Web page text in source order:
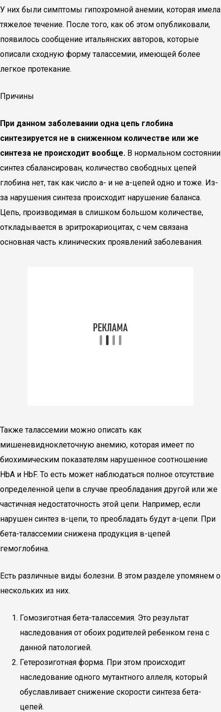
У них были симптомы гипохромной анемии, которая имела
тяжелое течение. После того, как об этом опубликовали,
появилось сообщение итальянских авторов, которые
описали сходную форму талассемии, имеющей более
легкое протекание.
Причины
При данном заболевании одна цепь глобина
синтезируется не в сниженном количестве или же
синтеза не происходит вообще. В нормальном состоянии
синтез сбалансирован, количество свободных цепей
глобина нет, так как число а- и не а-цепей одно и тоже. Из-
за нарушения синтеза происходит нарушение баланса.
Цепь, производимая в слишком большом количестве,
откладывается в эритрокариоцитах, с чем связана
основная часть клинических проявлений заболевания.
Также талассемии можно описать как
мишеневидноклеточную анемию, которая имеет по
биохимическим показателям нарушенное соотношение
HbA и HbF. То есть может наблюдаться полное отсутствие
определенной цепи в случае преобладания другой или же
частичная недостаточность этой цепи. Например, если
нарушен синтез в-цепи, то преобладать будут а-цепи. При
бета-талассемии снижена продукция в-цепей
гемоглобина.
Есть различные виды болезни. В этом разделе упомянем о
нескольких из них.
Гомозиготная бета-талассемия. Это результат
наследования от обоих родителей ребенком гена с
данной патологией.
Гетерозиготная форма. При этом происходит
наследование одного мутантного аллеля, который
обуславливает снижение скорости синтеза бета-
цепей.